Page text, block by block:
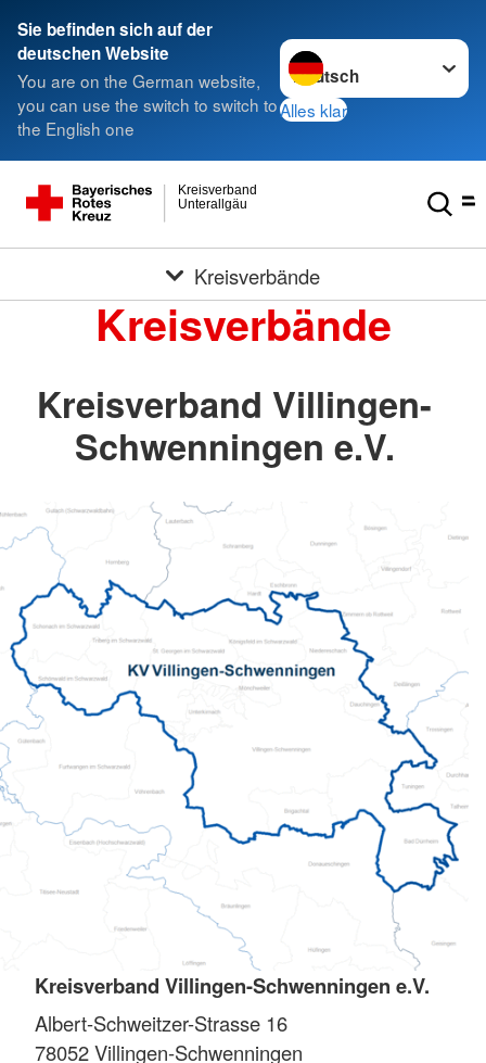
Sie befinden sich auf der
deutschen Website
You are on the German website,
you can use the switch to switch to
the English one
Sprache wechseln zu
Alles klar
Unterallgäu
Kreisverband
Kreisverbände
Kreisverbände
Kreisverband Villingen-
Schwenningen e.V.
Kreisverband Villingen-Schwenningen e.V.
Albert-Schweitzer-Strasse 16
78052Villingen-Schwenningen